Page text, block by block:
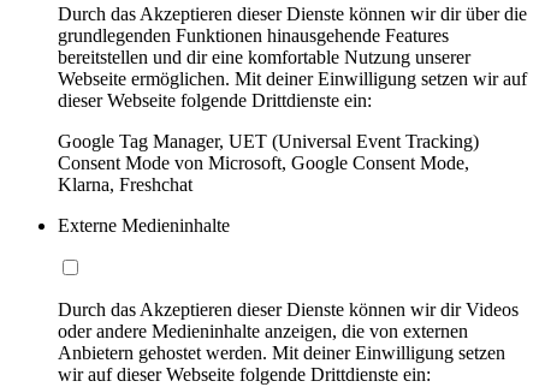
Durch das Akzeptieren dieser Dienste können wir dir über die
grundlegenden Funktionen hinausgehende Features
bereitstellen und dir eine komfortable Nutzung unserer
Webseite ermöglichen. Mit deiner Einwilligung setzen wir auf
dieser Webseite folgende Drittdienste ein:
Google Tag Manager, UET (Universal Event Tracking)
Consent Mode von Microsoft, Google Consent Mode,
Klarna, Freshchat
Externe Medieninhalte
Durch das Akzeptieren dieser Dienste können wir dir Videos
oder andere Medieninhalte anzeigen, die von externen
Anbietern gehostet werden. Mit deiner Einwilligung setzen
wir auf dieser Webseite folgende Drittdienste ein: